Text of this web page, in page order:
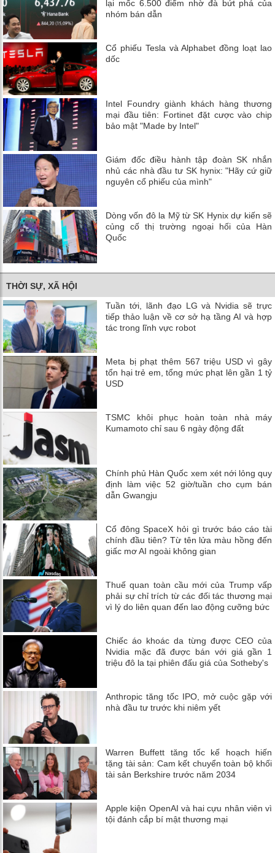
lại mốc 6.500 điểm nhờ đà bứt phá của
nhóm bán dẫn
Cổ phiếu Tesla và Alphabet đồng loạt lao
dốc
Intel Foundry giành khách hàng thương
mại đầu tiên: Fortinet đặt cược vào chip
bảo mật "Made by Intel"
Giám đốc điều hành tập đoàn SK nhắn
nhủ các nhà đầu tư SK hynix: "Hãy cứ giữ
nguyên cổ phiếu của mình"
Dòng vốn đô la Mỹ từ SK Hynix dự kiến ​​sẽ
củng cố thị trường ngoại hối của Hàn
Quốc
THỜI SỰ, XÃ HỘI
Tuần tới, lãnh đạo LG và Nvidia sẽ trực
tiếp thảo luận về cơ sở hạ tầng AI và hợp
tác trong lĩnh vực robot
Meta bị phạt thêm 567 triệu USD vì gây
tổn hại trẻ em, tổng mức phạt lên gần 1 tỷ
USD
TSMC khôi phục hoàn toàn nhà máy
Kumamoto chỉ sau 6 ngày động đất
Chính phủ Hàn Quốc xem xét nới lỏng quy
định làm việc 52 giờ/tuần cho cụm bán
dẫn Gwangju
Cổ đông SpaceX hỏi gì trước báo cáo tài
chính đầu tiên? Từ tên lửa màu hồng đến
giấc mơ AI ngoài không gian
Thuế quan toàn cầu mới của Trump vấp
phải sự chỉ trích từ các đối tác thương mại
vì lý do liên quan đến lao động cưỡng bức
Chiếc áo khoác da từng được CEO của
Nvidia mặc đã được bán với giá gần 1
triệu đô la tại phiên đấu giá của Sotheby's
Anthropic tăng tốc IPO, mở cuộc gặp với
nhà đầu tư trước khi niêm yết
Warren Buffett tăng tốc kế hoạch hiến
tặng tài sản: Cam kết chuyển toàn bộ khối
tài sản Berkshire trước năm 2034
Apple kiện OpenAI và hai cựu nhân viên vì
tội đánh cắp bí mật thương mại